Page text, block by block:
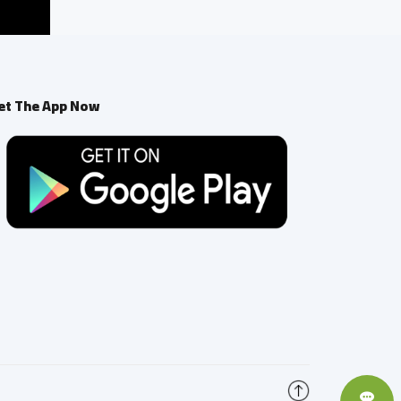
The App Now